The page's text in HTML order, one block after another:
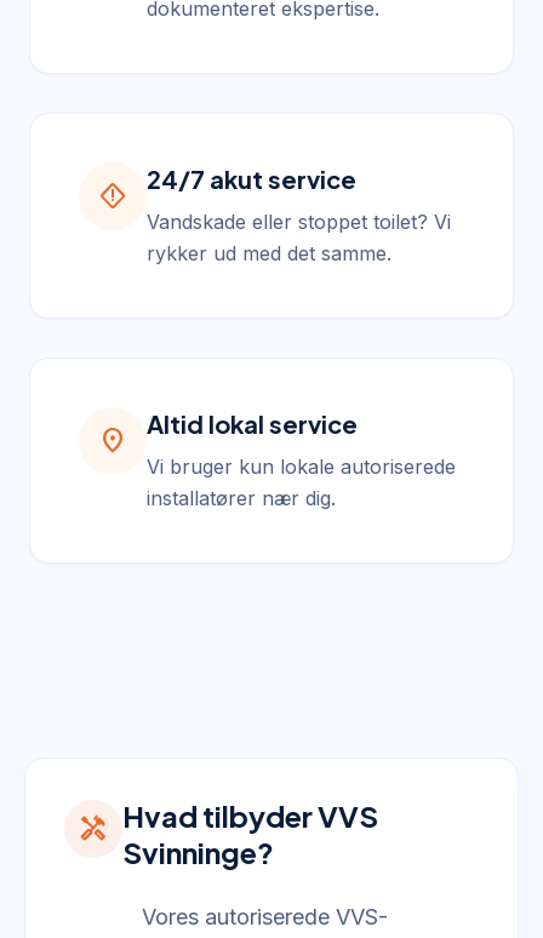
dokumenteret ekspertise.
emergency_home
24/7 akut service
Vandskade eller stoppet toilet? Vi
rykker ud med det samme.
location_on
Altid lokal service
Vi bruger kun lokale autoriserede
installatører nær dig.
handyman Hvad tilbyder VVS
Svinninge?
Vores autoriserede VVS-